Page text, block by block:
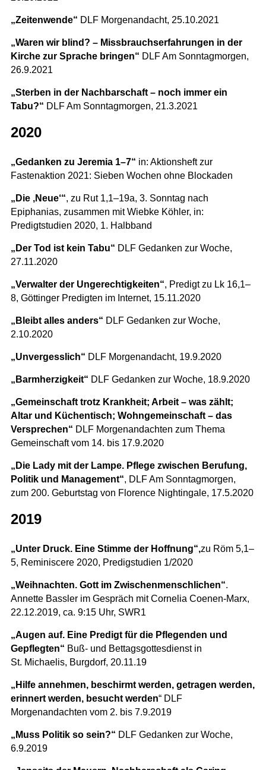
„Zeitenwende“ DLF Morgenandacht, 25.10.2021
„Waren wir blind? – Missbrauchserfahrungen in der
Kirche zur Sprache bringen“ DLF Am Sonntagmorgen,
26.9.2021
„Sterben in der Nachbarschaft – noch immer ein
Tabu?“ DLF Am Sonntagmorgen, 21.3.2021
2020
„Gedanken zu Jeremia 1–7“ in: Aktionsheft zur
Fastenaktion 2021: Sieben Wochen ohne Blockaden
„Die ‚Neue‘“, zu Rut 1,1–19a, 3. Sonntag nach
Epiphanias, zusammen mit Wiebke Köhler, in:
Predigtstudien 2020, 1. Halbband
„Der Tod ist kein Tabu“ DLF Gedanken zur Woche,
27.11.2020
„Verwalter der Ungerechtigkeiten“, Predigt zu Lk 16,1–
8, Göttinger Predigten im Internet, 15.11.2020
„Bleibt alles anders“ DLF Gedanken zur Woche,
2.10.2020
„Unvergesslich“ DLF Morgenandacht, 19.9.2020
„Barmherzigkeit“ DLF Gedanken zur Woche, 18.9.2020
„Gemeinschaft trotz Krankheit; Arbeit – was zählt;
Altar und Küchentisch; Wohngemeinschaft – das
Versprechen“ DLF Morgenandachten zum Thema
Gemeinschaft vom 14. bis 17.9.2020
„Die Lady mit der Lampe. Pflege zwischen Berufung,
Politik und Management“, DLF Am Sonntagmorgen,
zum 200. Geburtstag von Florence Nightingale, 17.5.2020
2019
„Unter Druck. Eine Stimme der Hoffnung“,zu Röm 5,1–
5, Reminiscere 2020, Predigstudien 1/2020
„Weihnachten. Gott im Zwischenmenschlichen“.
Annette Bassler im Gespräch mit Cornelia Coenen-Marx,
22.12.2019, ca. 9:15 Uhr, SWR1
„Augen auf. Eine Predigt für die Pflegenden und
Gepflegten“ Buß- und Bettagsgottesdienst in
St. Michaelis, Burgdorf, 20.11.19
„Hilfe annehmen, beschirmt werden, getragen werden,
erinnert werden, besucht werden“ DLF
Morgenandachten vom 2. bis 7.9.2019
„Muss Politik so sein?“ DLF Gedanken zur Woche,
6.9.2019